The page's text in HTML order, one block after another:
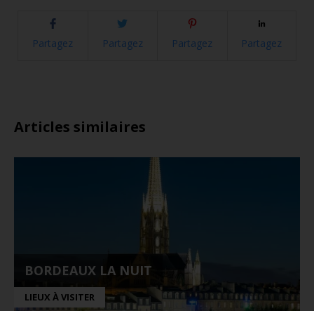
Partagez Partagez Partagez Partagez
Articles similaires
BORDEAUX LA NUIT
LIEUX À VISITER